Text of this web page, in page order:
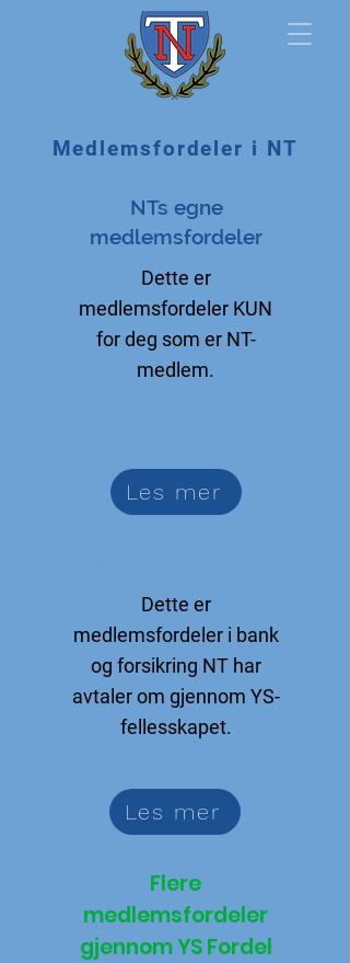
Tollerforbund
Medlemsfordeler i NT
NTs egne
medlemsfordeler
Dette er
medlemsfordeler KUN
for deg som er NT-
medlem.
Les mer
Dette er
medlemsfordeler i bank
og forsikring NT har
avtaler om gjennom YS-
fellesskapet.
Les mer
Flere
medlemsfordeler
gjennom YS Fordel